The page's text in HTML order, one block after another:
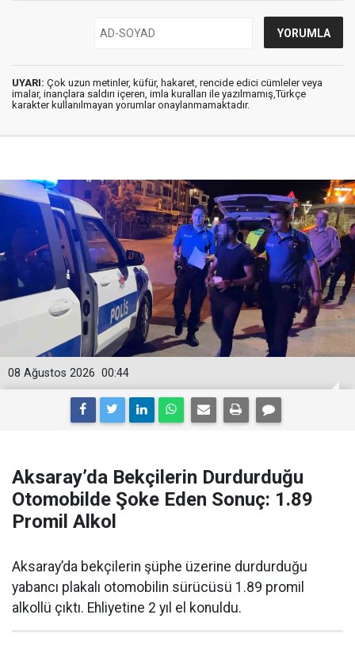
UYARI: Çok uzun metinler, küfür, hakaret, rencide edici cümleler veya
imalar, inançlara saldırı içeren, imla kuralları ile yazılmamış,Türkçe
karakter kullanılmayan yorumlar onaylanmamaktadır.
00:44
08 Ağustos 2026
Aksaray’da Bekçilerin Durdurduğu
Otomobilde Şoke Eden Sonuç: 1.89
Promil Alkol
Aksaray’da bekçilerin şüphe üzerine durdurduğu
yabancı plakalı otomobilin sürücüsü 1.89 promil
alkollü çıktı. Ehliyetine 2 yıl el konuldu.